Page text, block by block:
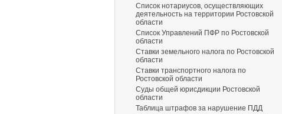
Список нотариусов, осуществляющих
деятельность на территории Ростовской
области
Список Управлений ПФР по Ростовской
области
Ставки земельного налога по Ростовской
области
Ставки транспортного налога по
Ростовской области
Суды общей юрисдикции Ростовской
области
Таблица штрафов за нарушение ПДД